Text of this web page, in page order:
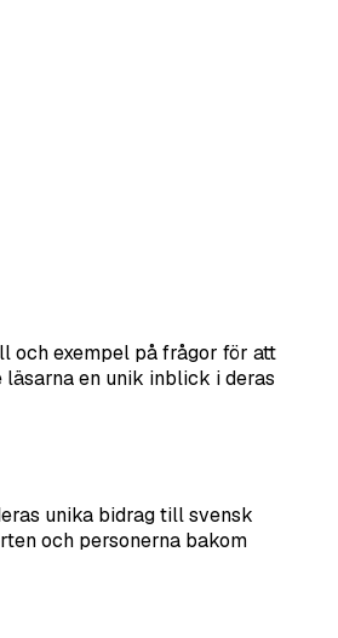
och exempel på frågor för att
en unik inblick i deras
unika bidrag till svensk
och personerna bakom